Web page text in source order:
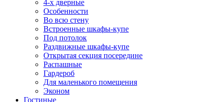
4-х дверные
Особенности
Во всю стену
Встроенные шкафы-купе
Под потолок
Раздвижные шкафы-купе
Открытая секция посередине
Распашные
Гардероб
Для маленького помещения
Эконом
Гостиные